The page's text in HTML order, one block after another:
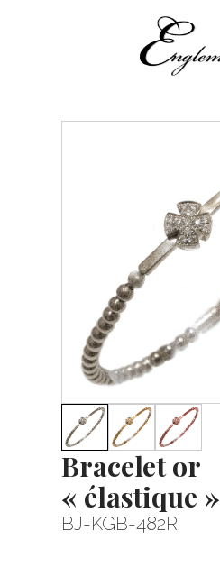
Bracelet or
« élastique »
BJ-KGB-482R